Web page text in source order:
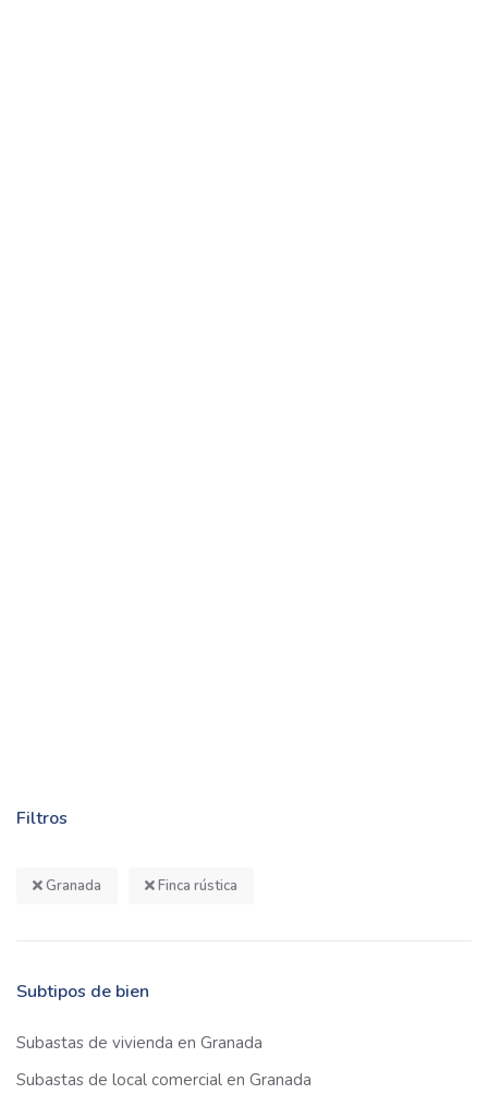
Filtros
Granada Finca rústica
Subtipos de bien
Subastas de vivienda en Granada
Subastas de local comercial en Granada